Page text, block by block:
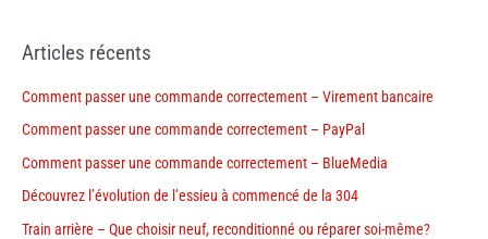
Articles récents
Comment passer une commande correctement – Virement bancaire
Comment passer une commande correctement – PayPal
Comment passer une commande correctement – BlueMedia
Découvrez l’évolution de l’essieu à commencé de la 304
Train arrière – Que choisir neuf, reconditionné ou réparer soi-même?